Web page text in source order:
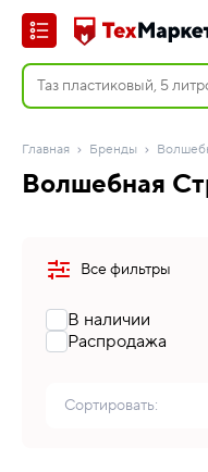
Главная Бренды
Волшебная
Все фильтры
В наличии
Распродажа
Сортировать: